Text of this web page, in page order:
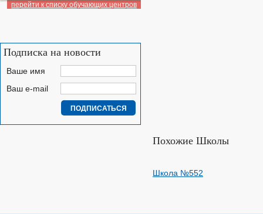
Похожие Школы
Школа №552
перейти к списку обучающих центров
Подписка на новости
Ваше имя
Ваш e-mail